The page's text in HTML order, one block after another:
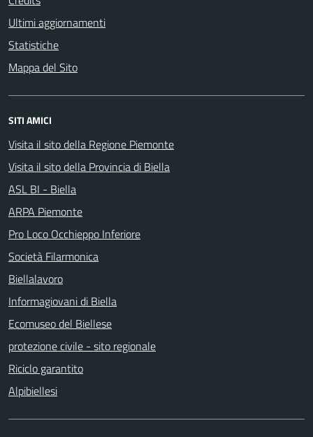
Ultimi aggiornamenti
Statistiche
Mappa del Sito
SITI AMICI
Visita il sito della Regione Piemonte
Visita il sito della Provincia di Biella
ASL BI - Biella
ARPA Piemonte
Pro Loco Occhieppo Inferiore
Società Filarmonica
Biellalavoro
Informagiovani di Biella
Ecomuseo del Biellese
protezione civile - sito regionale
Riciclo garantito
Alpibiellesi